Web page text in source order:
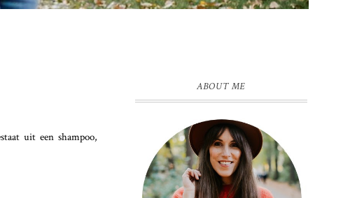
uit een shampoo,
ABOUT ME